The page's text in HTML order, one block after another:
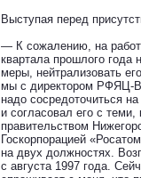
Выступая перед
— К сожалению, на
квартала прошлого года
меры, нейтрализовать
мы с директором РФЯЦ-
надо сосредоточиться
и согласовал его с
правительством
Госкорпорацией
на двух должностях.
с августа 1997 года.